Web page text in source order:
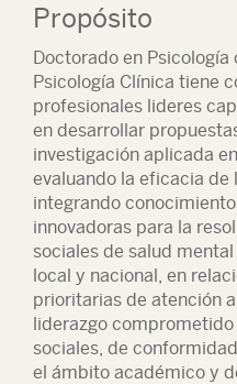
Propósito
Doctorado en Psicología
Psicología Clínica tiene
profesionales lideres
en desarrollar
investigación aplicada
evaluando la eficacia de
integrando
innovadoras para la
sociales de salud
local y nacional, en
prioritarias de atención
liderazgo
sociales, de
el ámbito académico y